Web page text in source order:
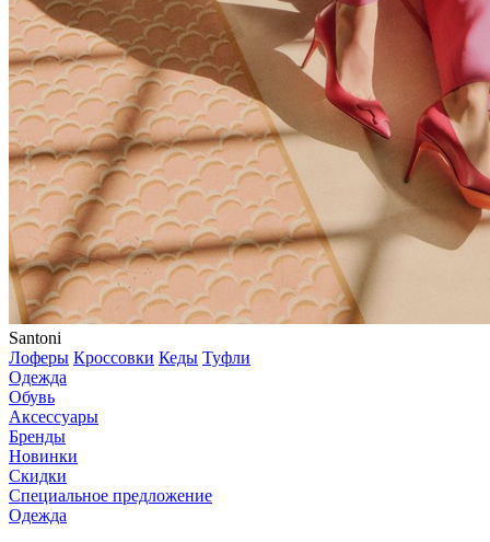
Santoni
Лоферы Кроссовки Кеды Туфли
Одежда
Обувь
Аксессуары
Бренды
Новинки
Скидки
Специальное предложение
Одежда